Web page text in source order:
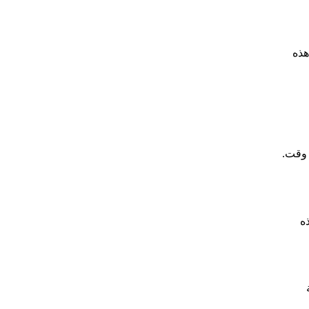
العملاء في أي وقت.